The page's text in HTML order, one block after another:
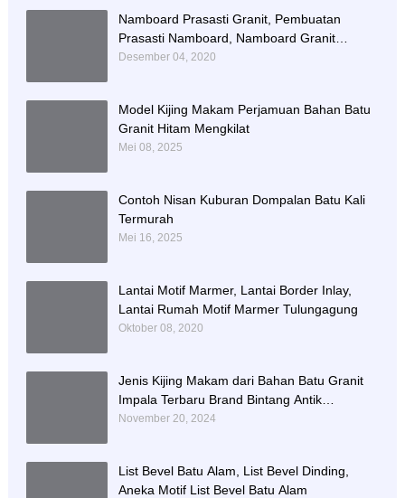
Namboard Prasasti Granit, Pembuatan
Prasasti Namboard, Namboard Granit
Tulungagung
Desember 04, 2020
Model Kijing Makam Perjamuan Bahan Batu
Granit Hitam Mengkilat
Mei 08, 2025
Contoh Nisan Kuburan Dompalan Batu Kali
Termurah
Mei 16, 2025
Lantai Motif Marmer, Lantai Border Inlay,
Lantai Rumah Motif Marmer Tulungagung
Oktober 08, 2020
Jenis Kijing Makam dari Bahan Batu Granit
Impala Terbaru Brand Bintang Antik
Sejahtera
November 20, 2024
List Bevel Batu Alam, List Bevel Dinding,
Aneka Motif List Bevel Batu Alam